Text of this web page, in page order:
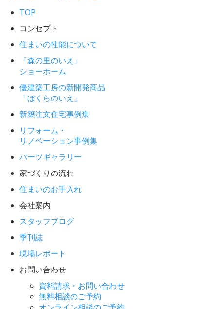
TOP
コンセプト
住まいの性能について
「森の里のいえ」
ショーホーム
優建築工房の新開発商品
「ぼくらのいえ」
新築注文住宅事例集
リフォーム・
リノベーション事例集
パーツギャラリー
家づくりの流れ
住まいのお手入れ
会社案内
スタッフブログ
季刊誌
現場レポート
お問い合わせ
資料請求・お問い合わせ
無料相談のご予約